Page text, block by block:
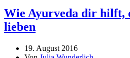
Wie Ayurveda dir hilft,
lieben
19. August 2016